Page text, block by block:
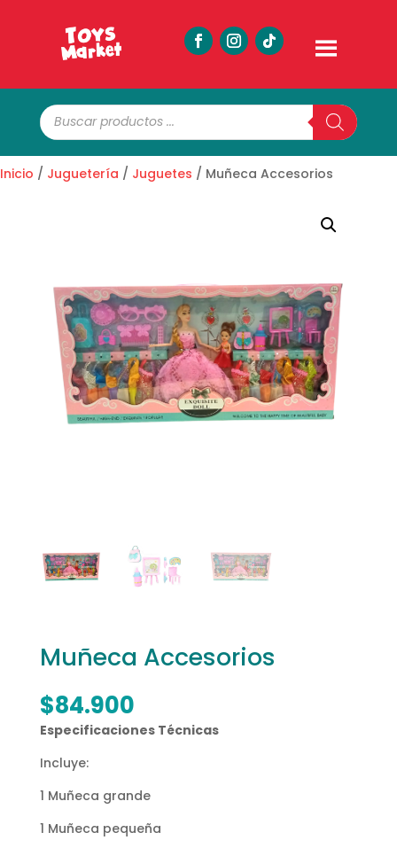
Búsqueda
de
productos
Inicio / Juguetería / Juguetes / Muñeca Accesorios
Muñeca Accesorios
$84.900
Especificaciones Técnicas
Incluye:
1 Muñeca grande
1 Muñeca pequeña